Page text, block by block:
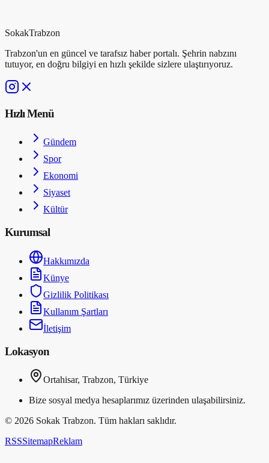
SokakTrabzon
Trabzon'un en güncel ve tarafsız haber portalı. Şehrin nabzını
tutuyor, en doğru bilgiyi en hızlı şekilde sizlere ulaştırıyoruz.
Hızlı Menü
Gündem
Spor
Ekonomi
Siyaset
Kültür
Kurumsal
Hakkımızda
Künye
Gizlilik Politikası
Kullanım Şartları
İletişim
Lokasyon
Ortahisar, Trabzon, Türkiye
Bize sosyal medya hesaplarımız üzerinden ulaşabilirsiniz.
© 2026 Sokak Trabzon. Tüm hakları saklıdır.
RSSSitemapReklam